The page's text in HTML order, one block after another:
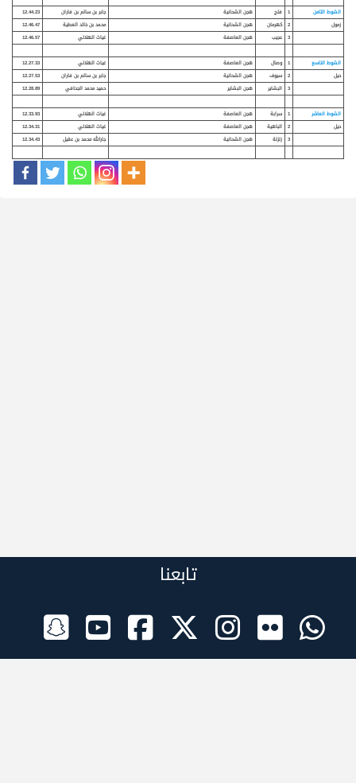
الشوط الثامن 1 فلج هجن الشحانية جابر بن سالم بن فاران
12.44.23
زمول
2 كهرمان هجن الشحانية محمد بن خالد العطية
12.46.47
3 عجيب هجن العاصفة غياث الهلالي 12.46.57
الشوط التاسع 1 وصال هجن العاصفة غياث الهلالي
12.27.33
حيل
2 سيوف هجن الشحانية جابر بن سالم بن فاران
12.27.53
3 البشاير هجن البشاير حميد محمد الجحافي 12.28.89
الشوط العاشر 1 سرابة هجن العاصفة غياث الهلالي
12.33.93
حيل
2 الباهية هجن العاصفة غياث الهلالي
12.34.31
3 زلزلة هجن الشحانية جارالله محمد بن عقيل 12.34.43
تابعنا